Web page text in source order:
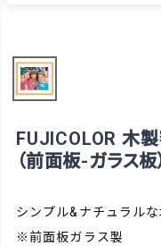
FUJICOLOR 木
（前面板-ガラス板
シンプル&ナチュラル
※前面板ガラス製